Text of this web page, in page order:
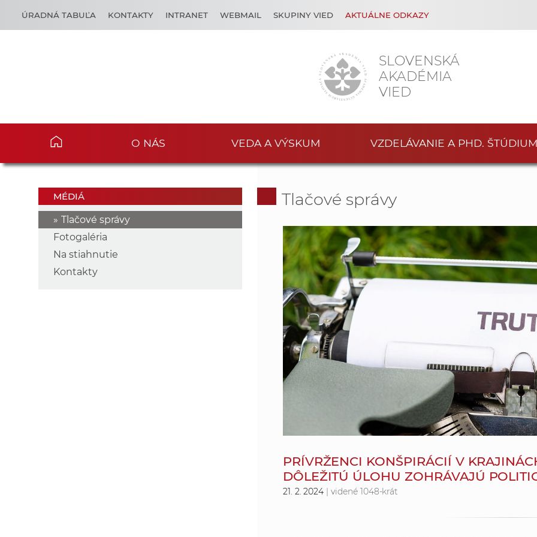
SLOVENSKÁ
AKADÉMIA
VIED
ÚRADNÁ TABUĽA KONTAKTY INTRANET WEBMAIL SKUPINY VIED AKTUÁLNE ODKAZY
O NÁS VEDA A VÝSKUM VZDELÁVANIE A PHD. ŠTÚDIUM
MÉDIÁ
Tlačové správy
Fotogaléria
Na stiahnutie
Kontakty
Tlačové správy
PRÍVRŽENCI KONŠPIRÁCIÍ V
DÔLEŽITÚ ÚLOHU ZOHRÁVAJÚ
21. 2. 2024 | videné 1048-krát